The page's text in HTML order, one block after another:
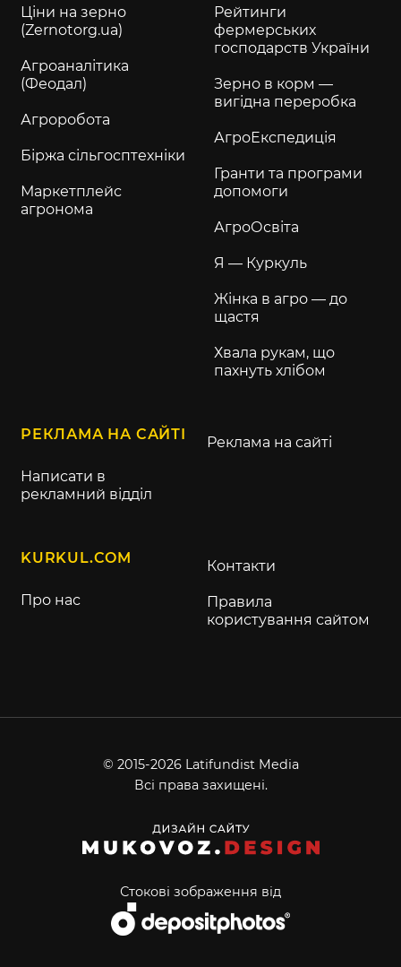
Ціни на зерно
(Zernotorg.ua)
Агроаналітика
(Феодал)
Агроробота
Біржа сільгосптехніки
Маркетплейс
агронома
Рейтинги
фермерських
господарств України
Зерно в корм —
вигідна переробка
АгроЕкспедиція
Гранти та програми
допомоги
АгроОсвіта
Я — Куркуль
Жінка в агро — до
щастя
Хвала рукам, що
пахнуть хлібом
РЕКЛАМА НА САЙТІ
Написати в
рекламний відділ
Реклама на сайті
KURKUL.COM
Про нас
Контакти
Правила
користування сайтом
© 2015-2026 Latifundist Media
Всі права захищені.
Стокові зображення від